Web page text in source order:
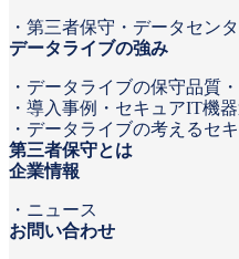
第三者保守
データセン
データライブの強み
データライブの保守品質
導入事例
セキュアIT機
データライブの考えるセ
第三者保守とは
企業情報
ニュース
お問い合わせ